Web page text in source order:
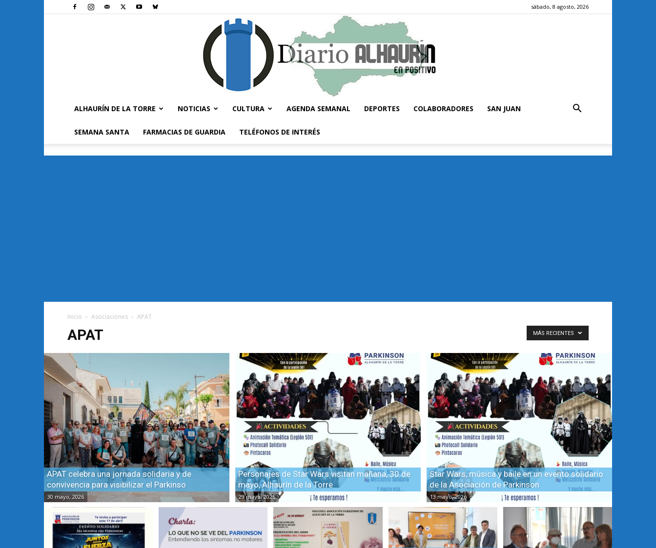
sábado, 8 agosto, 2026
ALHAURÍN DE LA TORRE NOTICIAS CULTURA AGENDA SEMANAL DEPORTES COLABORADORES SAN JUAN
SEMANA SANTA FARMACIAS DE GUARDIA TELÉFONOS DE INTERÉS
Inicio Asociaciones APAT
APAT MÁS RECIENTES
APAT celebra una jornada solidaria y de
convivencia para visibilizar el Parkinso
30 mayo, 2026
Personajes de Star Wars visitan mañana, 30 de
mayo, Alhaurín de la Torre
29 mayo, 2026
Star Wars, música y baile en un evento solidario
de la Asociación de Parkinson
13 mayo, 2026